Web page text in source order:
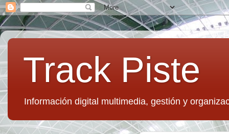
Track Piste
Información digital multimedia, gestión y